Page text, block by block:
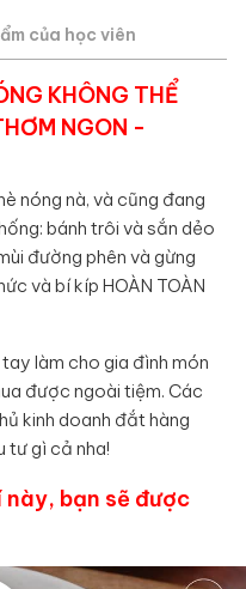
của học viên
KHÔNG THỂ
NGON -
nóng nà, và cũng đang
bánh trôi và sắn dẻo
đường phên và gừng
và bí kíp HOÀN TOÀN
làm cho gia đình món
được ngoài tiệm. Các
kinh doanh đắt hàng
tư gì cả nha!
này, bạn sẽ được